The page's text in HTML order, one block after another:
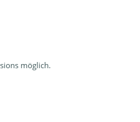
möglich.